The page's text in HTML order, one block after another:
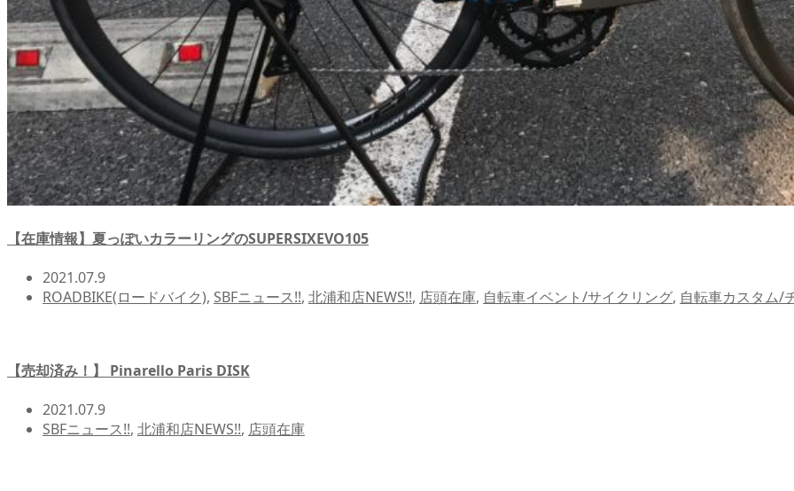
【在庫情報】夏っぽいカラーリングのSUPERSIXEVO105
2021.07.9
ROADBIKE(ロードバイク), SBFニュース!!, 北浦和店NEWS!!, 店頭在庫, 自転車イベント/サイクリング, 自転車カスタム/
【売却済み！】 Pinarello Paris DISK
2021.07.9
SBFニュース!!, 北浦和店NEWS!!, 店頭在庫